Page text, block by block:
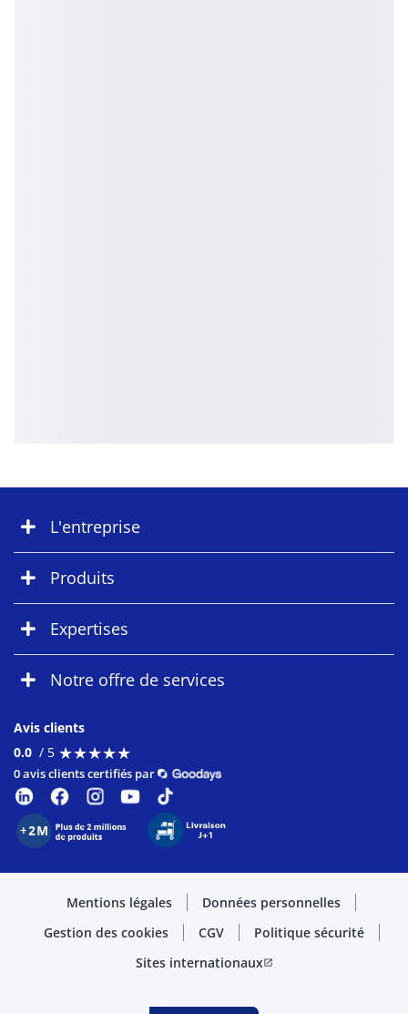
L'entreprise
Produits
Expertises
Notre offre de services
Avis clients
0.0 / 5 ★★★★★
★★★★★
0 avis clients certifiés par
Mentions légales
Données personnelles
Gestion des cookies
CGV
Politique sécurité
Sites internationauxopen_in_new